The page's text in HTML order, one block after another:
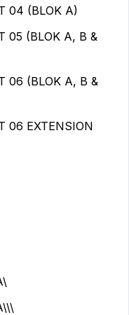
04 (BLOK A)
05 (BLOK A, B &
06 (BLOK A, B &
06 EXTENSION